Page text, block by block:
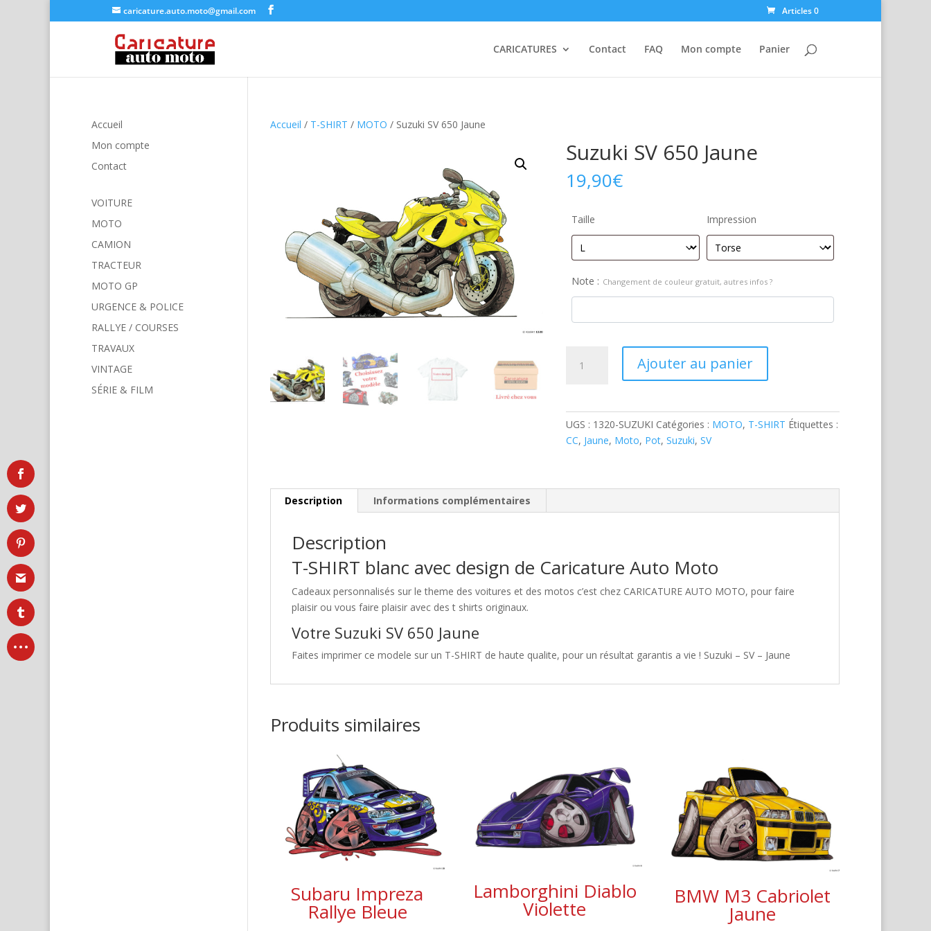
caricature.auto.moto@gmail.com Articles 0
CARICATURES Contact FAQ Mon compte Panier
Accueil / T-SHIRT / MOTO / Suzuki SV 650 Jaune
Suzuki SV 650 Jaune
19,90€
Taille Impression
Note : Changement de couleur gratuit, autres infos ?
Ajouter au panier
UGS : 1320-SUZUKI Catégories : MOTO, T-SHIRT Étiquettes :
CC, Jaune, Moto, Pot,Suzuki,SV
Description Informations complémentaires
Description
T-SHIRT blanc avec design de Caricature Auto Moto
Cadeaux personnalisés sur le theme des voitures et des motos c’est chez CARICATURE AUTO MOTO, pour faire
plaisir ou vous faire plaisir avec des t shirts originaux.
Votre Suzuki SV 650 Jaune
Faites imprimer ce modele sur un T-SHIRT de haute qualite, pour un résultat garantis a vie ! Suzuki – SV – Jaune
Produits similaires
Subaru Impreza
Rallye Bleue
Lamborghini Diablo
Violette
BMW M3 Cabriolet
Jaune
Accueil
Mon compte
Contact
VOITURE
MOTO
CAMION
TRACTEUR
MOTO GP
URGENCE & POLICE
RALLYE / COURSES
TRAVAUX
VINTAGE
SÉRIE & FILM